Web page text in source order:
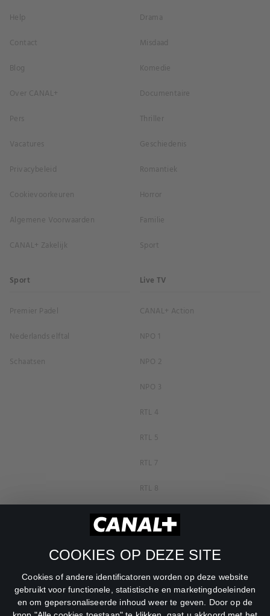
COOKIES OP DEZE SITE
Cookies of andere identificatoren worden op deze website
gebruikt voor functionele, statistische en marketingdoeleinden
en om gepersonaliseerde inhoud weer te geven. Door op de
Help
Contact
Blog
Over CANAL+
Pers
Vacatures
Privacybeleid
Cookievoorkeuren
Algemene Voorwaarden
CANAL+ Zakelijk
Drama
Misdaad
Komedie
Documentaire
Thriller
Geschiedenis
Romantiek
Horror
Familie
Sport
Sport
Premier Padel
Nederlands elftal
Schaatsen
Live TV
CANAL+ Action
NPO 1
NPO 2
NPO 3
RTL 4
RTL 5
RTL 7
RTL 8
RTL Z
SBS6
Veronica